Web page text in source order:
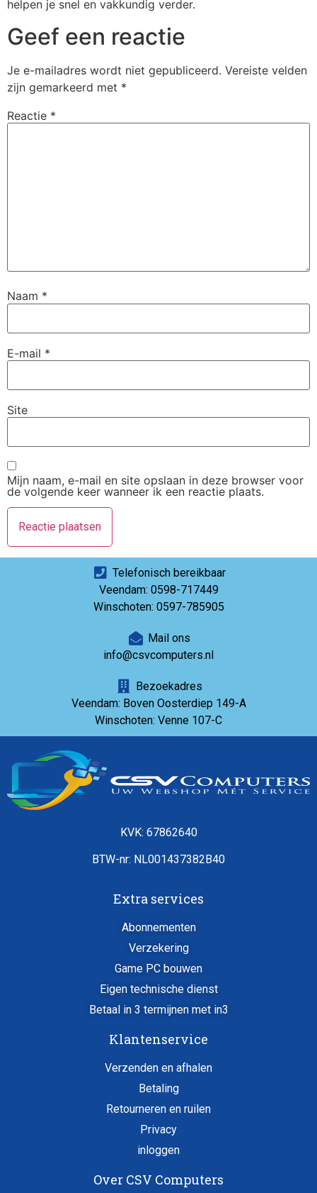
helpen je snel en vakkundig verder.
Geef een reactie
Je e-mailadres wordt niet gepubliceerd. Vereiste velden
zijn gemarkeerd met *
Reactie *
Naam *
E-mail *
Site
Mijn naam, e-mail en site opslaan in deze browser voor
de volgende keer wanneer ik een reactie plaats.
Telefonisch bereikbaar
Veendam: 0598-717449
Winschoten: 0597-785905
Mail ons
info@csvcomputers.nl
Bezoekadres
Veendam: Boven Oosterdiep 149-A
Winschoten: Venne 107-C
KVK: 67862640
BTW-nr: NL001437382B40
Extra services
Abonnementen
Verzekering
Game PC bouwen
Eigen technische dienst
Betaal in 3 termijnen met in3
Klantenservice
Verzenden en afhalen
Betaling
Retourneren en ruilen
Privacy
inloggen
Over CSV Computers